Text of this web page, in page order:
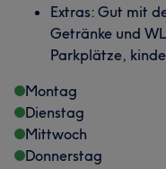
Extras: Gut mit
Getränke und
Parkplätze,
Montag
Dienstag
Mittwoch
Donnerstag